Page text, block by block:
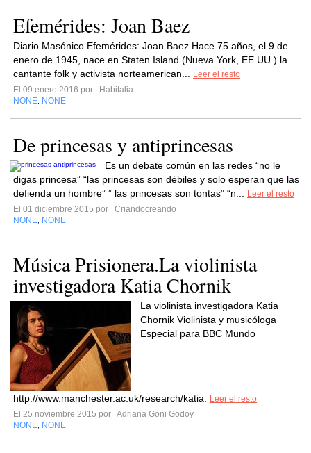
Efemérides: Joan Baez
Diario Masónico Efemérides: Joan Baez Hace 75 años, el 9 de
enero de 1945, nace en Staten Island (Nueva York, EE.UU.) la
cantante folk y activista norteamerican...
Leer el resto
El 09 enero 2016 por
Habitalia
NONE NONE
De princesas y antiprincesas
Es un debate común en las redes “no le
digas princesa” “las princesas son débiles y solo esperan que las
defienda un hombre” ” las princesas son tontas” “n...
Leer el resto
El 01 diciembre 2015 por
Criandocreando
NONE NONE
Música Prisionera.La violinista
investigadora Katia Chornik
La violinista investigadora Katia
Chornik Violinista y musicóloga
Especial para BBC Mundo
http://www.manchester.ac.uk/research/katia.
Leer el resto
El 25 noviembre 2015 por Adriana Goni Godoy
NONE NONE